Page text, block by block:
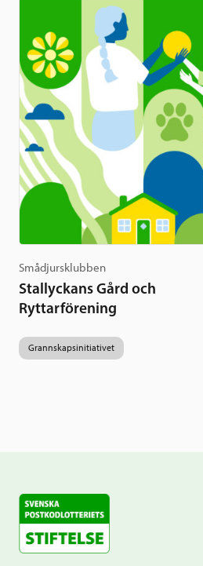
Smådjursklubben
Stallyckans Gård och
Ryttarförening
Grannskapsinitiativet